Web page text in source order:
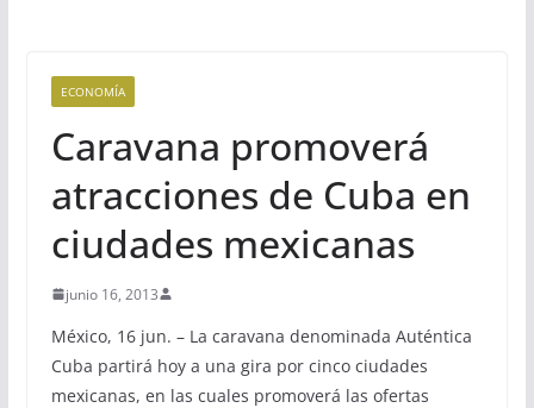
ECONOMÍA
Caravana promoverá
atracciones de Cuba en
ciudades mexicanas
junio 16, 2013
México, 16 jun. – La caravana denominada Auténtica
Cuba partirá hoy a una gira por cinco ciudades
mexicanas, en las cuales promoverá las ofertas